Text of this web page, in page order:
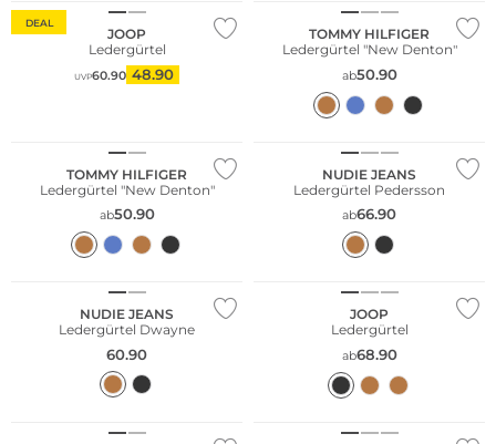
DEAL
JOOP
Ledergürtel
UVP60.90 48.90
TOMMY HILFIGER
Ledergürtel "New Denton"
ab50.90
TOMMY HILFIGER
Ledergürtel "New Denton"
ab50.90
Nachhaltig
NUDIE JEANS
Ledergürtel Pedersson
ab66.90
NUDIE JEANS
Ledergürtel Dwayne
60.90
JOOP
Ledergürtel
ab68.90